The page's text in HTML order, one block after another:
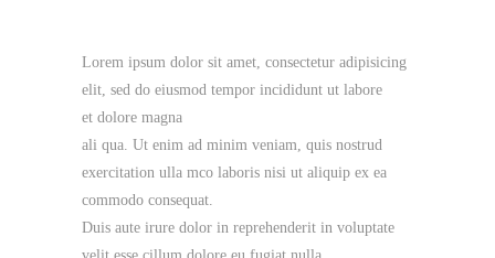
Lorem ipsum dolor sit amet, consectetur adipisicing
elit, sed do eiusmod tempor incididunt ut labore
et dolore magna
ali qua. Ut enim ad minim veniam, quis nostrud
exercitation ulla mco laboris nisi ut aliquip ex ea
commodo consequat.
Duis aute irure dolor in reprehenderit in voluptate